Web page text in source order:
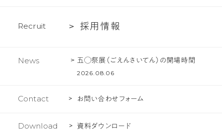
ク
る
問
Recruit
採 採用 情報
News 五◯祭展（ごえんさいてん）の開場時間
2026.08.06
Contact お問い合わせフォーム
Download 資料ダウンロード